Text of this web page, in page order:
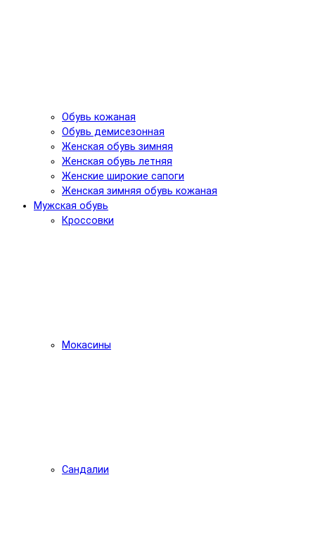
Обувь кожаная
Обувь демисезонная
Женская обувь зимняя
Женская обувь летняя
Женские широкие сапоги
Женская зимняя обувь кожаная
Мужская обувь
Кроссовки
Мокасины
Сандалии